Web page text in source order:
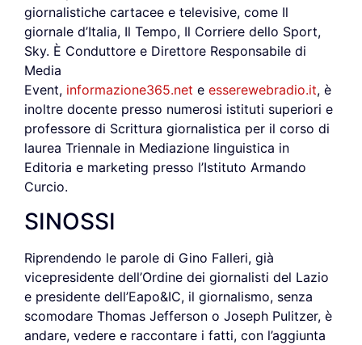
giornalistiche cartacee e televisive, come Il
giornale d’Italia, Il Tempo, Il Corriere dello Sport,
Sky. È Conduttore e Direttore Responsabile di
Media
Event, informazione365.net e esserewebradio.it, è
inoltre docente presso numerosi istituti superiori e
professore di Scrittura giornalistica per il corso di
laurea Triennale in Mediazione linguistica in
Editoria e marketing presso l’Istituto Armando
Curcio.
SINOSSI
Riprendendo le parole di Gino Falleri, già
vicepresidente dell’Ordine dei giornalisti del Lazio
e presidente dell’Eapo&IC, il giornalismo, senza
scomodare Thomas Jefferson o Joseph Pulitzer, è
andare, vedere e raccontare i fatti, con l’aggiunta